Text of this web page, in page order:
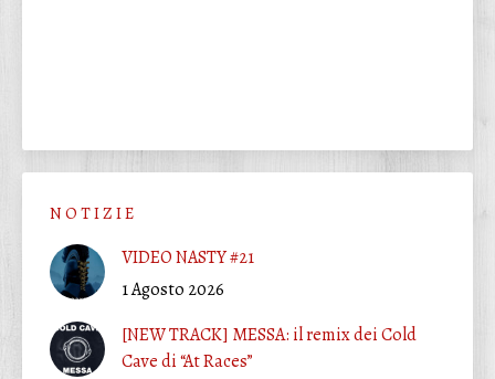
N O T I Z I E
VIDEO NASTY #21
1 Agosto 2026
[NEW TRACK] MESSA: il remix dei Cold
Cave di “At Races”